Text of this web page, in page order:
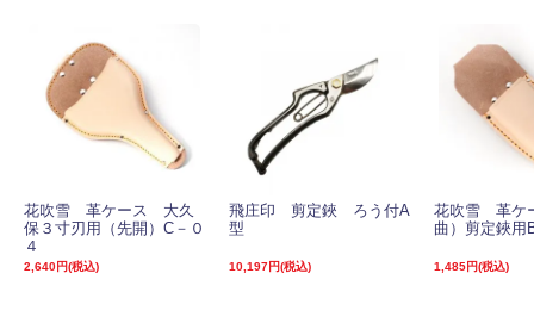
花吹雪 革ケース 大久
保３寸刃用（先開）C－０
４
2,640円(税込)
飛庄印 剪定鋏 ろう付A
型
10,197円(税込)
花吹雪 革ケ
曲）剪定鋏
1,485円(税込)